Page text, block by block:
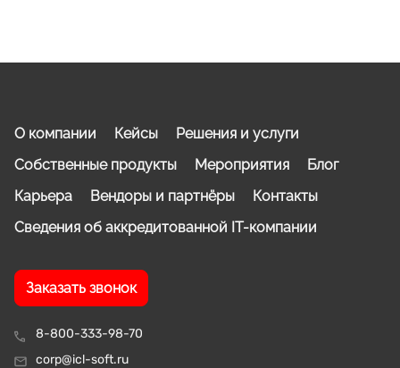
8-800-333-98-70
corp@icl-soft.ru
О компании Кейсы
Решения и услуги
Собственные продукты
Мероприятия
Блог
Карьера
Вендоры и партнёры
Контакты
Сведения об аккредитованной IT-компании
Заказать звонок